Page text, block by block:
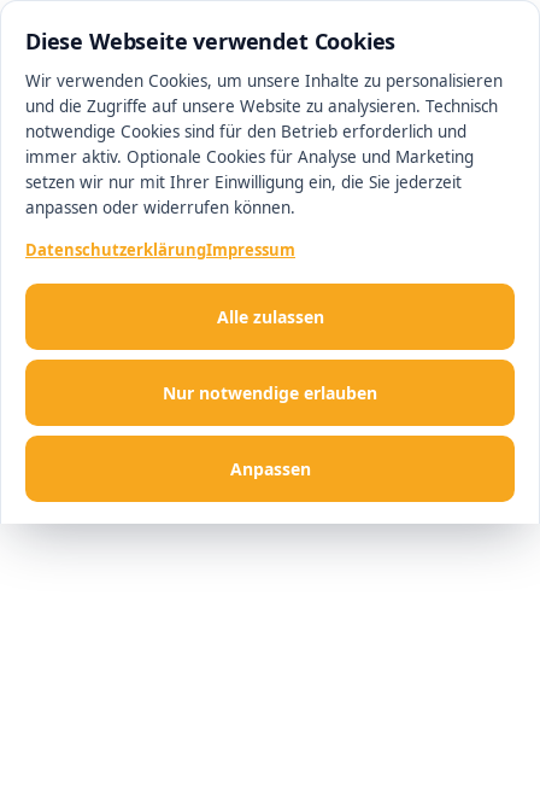
Diese Webseite verwendet Cookies
Wir verwenden Cookies, um unsere Inhalte zu personalisieren
und die Zugriffe auf unsere Website zu analysieren. Technisch
notwendige Cookies sind für den Betrieb erforderlich und
immer aktiv. Optionale Cookies für Analyse und Marketing
setzen wir nur mit Ihrer Einwilligung ein, die Sie jederzeit
anpassen oder widerrufen können.
DatenschutzerklärungImpressum
Nur notwendige erlauben
Anpassen
Alle zulassen